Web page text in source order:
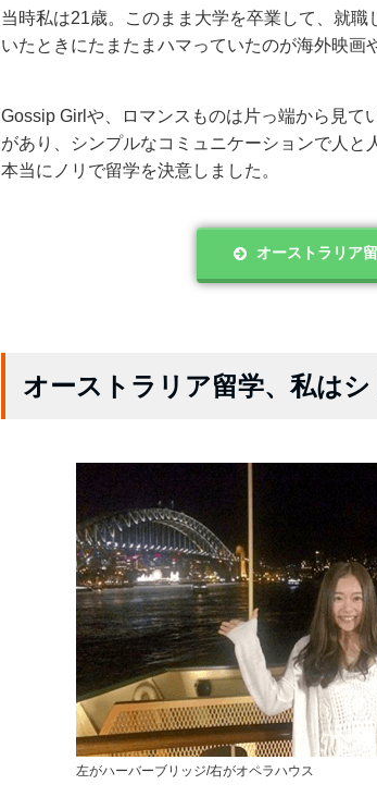
当時私は21歳。このまま大学を卒業して、就
いたときにたまたまハマっていたのが海外映画
Gossip Girlや、ロマンスものは片っ端から見て
があり、シンプルなコミュニケーションで人と
本当にノリで留学を決意しました。
オーストラリア
オーストラリア留学、私は
左がハーバーブリッジ/右がオペラハウス